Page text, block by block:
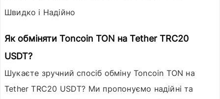
Швидко і Надійно
Як обміняти Toncoin TON на Tether TRC20
USDT?
Шукаєте зручний спосіб обміну Toncoin TON на
Tether TRC20 USDT? Ми пропонуємо надійні та